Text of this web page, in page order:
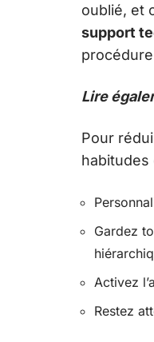
oublié, et
support
Lire
Pour
habitudes
Gardez
Activez
Restez